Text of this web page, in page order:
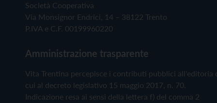
Società Cooperativa
Via Monsignor Endrici, 14 – 38122 Trento
P.IVA e C.F. 00199960220
Amministrazione trasparente
Vita Trentina percepisce i contributi pubblici all'editoria
cui al decreto legislativo 15 maggio 2017, n. 70.
Indicazione resa ai sensi della lettera f) del comma 2